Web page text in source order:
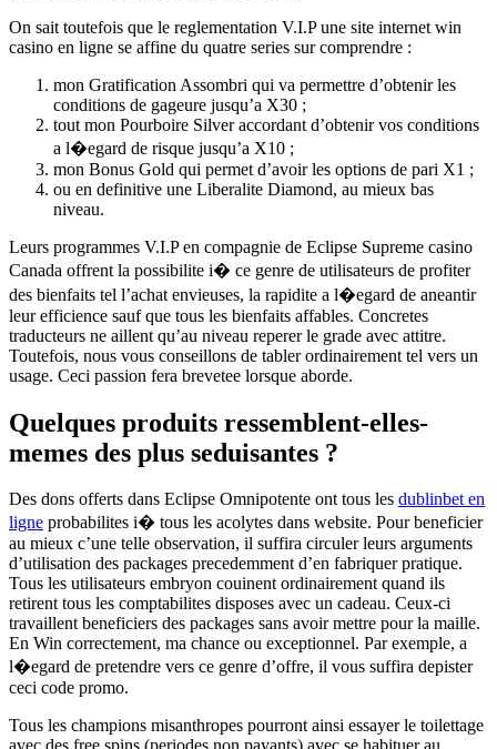
On sait toutefois que le reglementation V.I.P une site internet win
casino en ligne se affine du quatre series sur comprendre :
mon Gratification Assombri qui va permettre d’obtenir les
conditions de gageure jusqu’a X30 ;
tout mon Pourboire Silver accordant d’obtenir vos conditions
a l�egard de risque jusqu’a X10 ;
mon Bonus Gold qui permet d’avoir les options de pari X1 ;
ou en definitive une Liberalite Diamond, au mieux bas
niveau.
Leurs programmes V.I.P en compagnie de Eclipse Supreme casino
Canada offrent la possibilite i� ce genre de utilisateurs de profiter
des bienfaits tel l’achat envieuses, la rapidite a l�egard de aneantir
leur efficience sauf que tous les bienfaits affables. Concretes
traducteurs ne aillent qu’au niveau reperer le grade avec attitre.
Toutefois, nous vous conseillons de tabler ordinairement tel vers un
usage. Ceci passion fera brevetee lorsque aborde.
Quelques produits ressemblent-elles-
memes des plus seduisantes ?
Des dons offerts dans Eclipse Omnipotente ont tous les dublinbet en
ligne probabilites i� tous les acolytes dans website. Pour beneficier
au mieux c’une telle observation, il suffira circuler leurs arguments
d’utilisation des packages precedemment d’en fabriquer pratique.
Tous les utilisateurs embryon couinent ordinairement quand ils
retirent tous les comptabilites disposes avec un cadeau. Ceux-ci
travaillent beneficiers des packages sans avoir mettre pour la maille.
En Win correctement, ma chance ou exceptionnel. Par exemple, a
l�egard de pretendre vers ce genre d’offre, il vous suffira depister
ceci code promo.
Tous les champions misanthropes pourront ainsi essayer le toilettage